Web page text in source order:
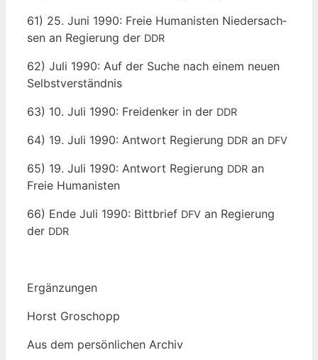
61) 25. Juni 1990: Freie Huma­nis­ten Nie­der­sach­
sen an Regie­rung der DDR
62) Juli 1990: Auf der Suche nach einem neu­en
Selbstverständnis
63) 10. Juli 1990: Frei­den­ker in der DDR
64) 19. Juli 1990: Ant­wort Regie­rung DDR an DFV
65) 19. Juli 1990: Ant­wort Regie­rung DDR an
Freie Humanisten
66) Ende Juli 1990: Bitt­brief DFV an Regie­rung
der DDR
Ergän­zun­gen
Horst Gro­schopp
Aus dem per­sön­li­chen Archiv